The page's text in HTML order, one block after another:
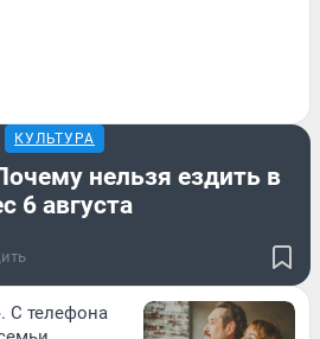
КУЛЬТУРА
нельзя ездить в
6 августа
С телефона